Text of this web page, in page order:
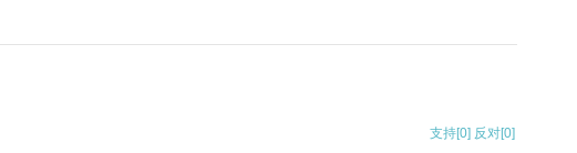
支持[0] 反对[0]